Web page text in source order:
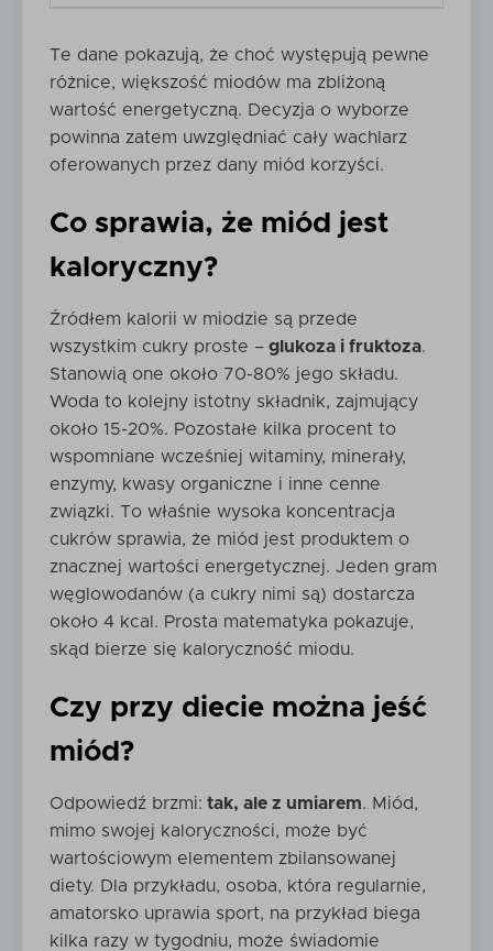
Te dane pokazują, że choć występują pewne
różnice, większość miodów ma zbliżoną
wartość energetyczną. Decyzja o wyborze
powinna zatem uwzględniać cały wachlarz
oferowanych przez dany miód korzyści.
Co sprawia, że miód jest
kaloryczny?
Źródłem kalorii w miodzie są przede
wszystkim cukry proste – glukoza i fruktoza.
Stanowią one około 70-80% jego składu.
Woda to kolejny istotny składnik, zajmujący
około 15-20%. Pozostałe kilka procent to
wspomniane wcześniej witaminy, minerały,
enzymy, kwasy organiczne i inne cenne
związki. To właśnie wysoka koncentracja
cukrów sprawia, że miód jest produktem o
znacznej wartości energetycznej. Jeden gram
węglowodanów (a cukry nimi są) dostarcza
około 4 kcal. Prosta matematyka pokazuje,
skąd bierze się kaloryczność miodu.
Czy przy diecie można jeść
miód?
Odpowiedź brzmi: tak, ale z umiarem. Miód,
mimo swojej kaloryczności, może być
wartościowym elementem zbilansowanej
diety. Dla przykładu, osoba, która regularnie,
amatorsko uprawia sport, na przykład biega
kilka razy w tygodniu, może świadomie